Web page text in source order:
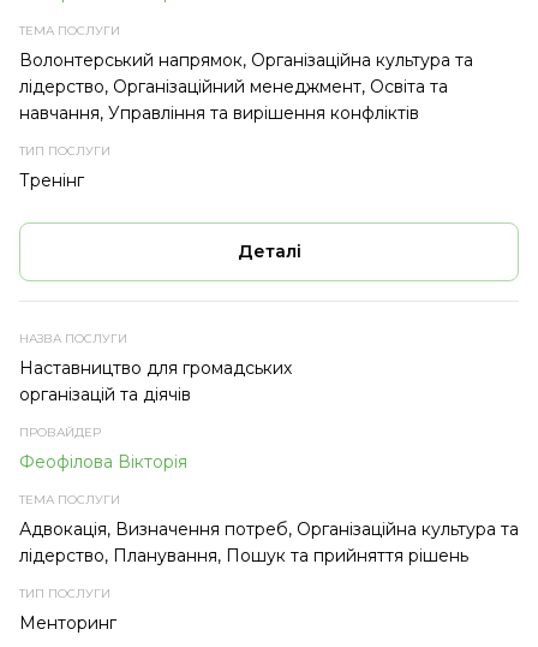
Волонтерський напрямок, Організаційна культура та
лідерство, Організаційний менеджмент, Освіта та
навчання, Управління та вирішення конфліктів
Тренінг
Деталі
Наставництво для громадських
організацій та діячів
Феофілова Вікторія
Адвокація, Визначення потреб, Організаційна культура та
лідерство, Планування, Пошук та прийняття рішень
Менторинг